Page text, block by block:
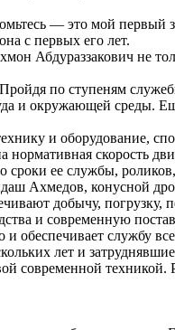
— это мой первый
с первых его лет.
Абдураззакович не
по ступеням
и окружающей среды.
и оборудование,
скорость
сроки ее службы,
Ахмедов, конусной
добычу, погрузку,
и современную
и обеспечивает службу
лет и
современной техникой.